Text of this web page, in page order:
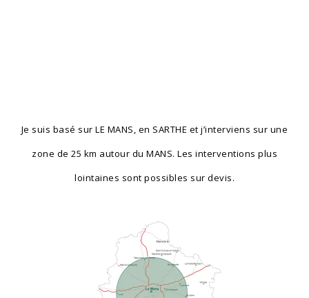
Je suis basé sur LE MANS, en SARTHE et j’interviens sur une
zone de 25 km autour du MANS. Les interventions plus
lointaines sont possibles sur devis.